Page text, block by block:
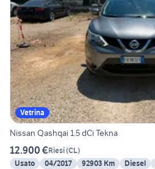
Vetrina
Nissan Qashqai 1.5 dCi Tekna
12.900 €Riesi(CL)
Usato
04/2017 92903 Km Diesel